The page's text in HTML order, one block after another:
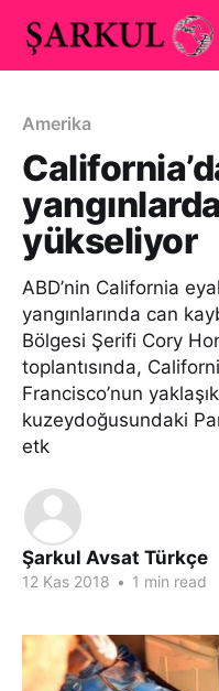
Amerika
yükseliyor
ABD’nin California
yangınlarında can
Bölgesi Şerifi Cory
toplantısında,
Francisco’nun
kuzeydoğusundaki
etk
Şarkul Avsat Türkçe
12 Kas 2018 • 1 min read